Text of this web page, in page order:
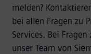
melden?
bei allen Fragen zu
Services. Bei
unser Team von